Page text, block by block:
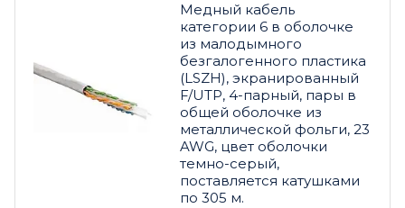
Медный кабель
категории 6 в оболочке
из малодымного
безгалогенного пластика
(LSZH), экранированный
F/UTP, 4-парный, пары в
общей оболочке из
металлической фольги, 23
AWG, цвет оболочки
темно-серый,
поставляется катушками
по 305 м.